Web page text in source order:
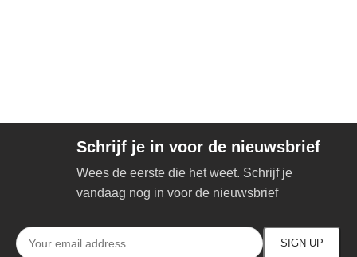
Schrijf je in voor de nieuwsbrief
Wees de eerste die het weet. Schrijf je
vandaag nog in voor de nieuwsbrief